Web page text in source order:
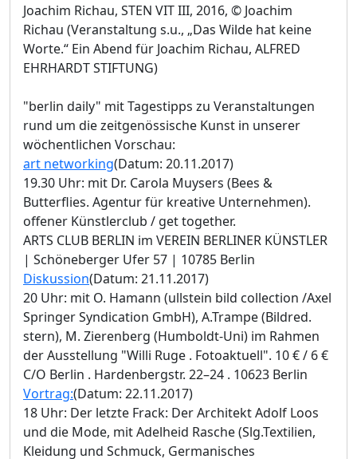
Joachim Richau, STEN VIT III, 2016, © Joachim
Richau (Veranstaltung s.u., „Das Wilde hat keine
Worte.“ Ein Abend für Joachim Richau, ALFRED
EHRHARDT STIFTUNG)
"berlin daily" mit Tagestipps zu Veranstaltungen
rund um die zeitgenössische Kunst in unserer
wöchentlichen Vorschau:
art networking(Datum: 20.11.2017)
19.30 Uhr: mit Dr. Carola Muysers (Bees &
Butterflies. Agentur für kreative Unternehmen).
offener Künstlerclub / get together.
ARTS CLUB BERLIN im VEREIN BERLINER KÜNSTLER
| Schöneberger Ufer 57 | 10785 Berlin
Diskussion(Datum: 21.11.2017)
20 Uhr: mit O. Hamann (ullstein bild collection /Axel
Springer Syndication GmbH), A.Trampe (Bildred.
stern), M. Zierenberg (Humboldt-Uni) im Rahmen
der Ausstellung "Willi Ruge . Fotoaktuell". 10 € / 6 €
C/O Berlin . Hardenbergstr. 22–24 . 10623 Berlin
Vortrag:(Datum: 22.11.2017)
18 Uhr: Der letzte Frack: Der Architekt Adolf Loos
und die Mode, mit Adelheid Rasche (Slg.Textilien,
Kleidung und Schmuck, Germanisches